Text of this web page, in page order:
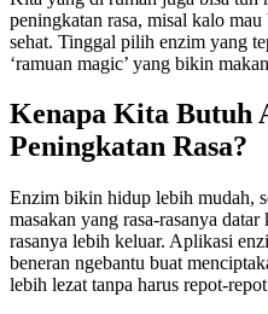
peningkatan rasa, misal kalo
sehat. Tinggal pilih enzim yang
‘ramuan magic’ yang bikin
Kenapa Kita Butuh
Peningkatan Rasa?
Enzim bikin hidup lebih mudah,
masakan yang rasa-rasanya
rasanya lebih keluar. Aplikasi
beneran ngebantu buat
lebih lezat tanpa harus repot-